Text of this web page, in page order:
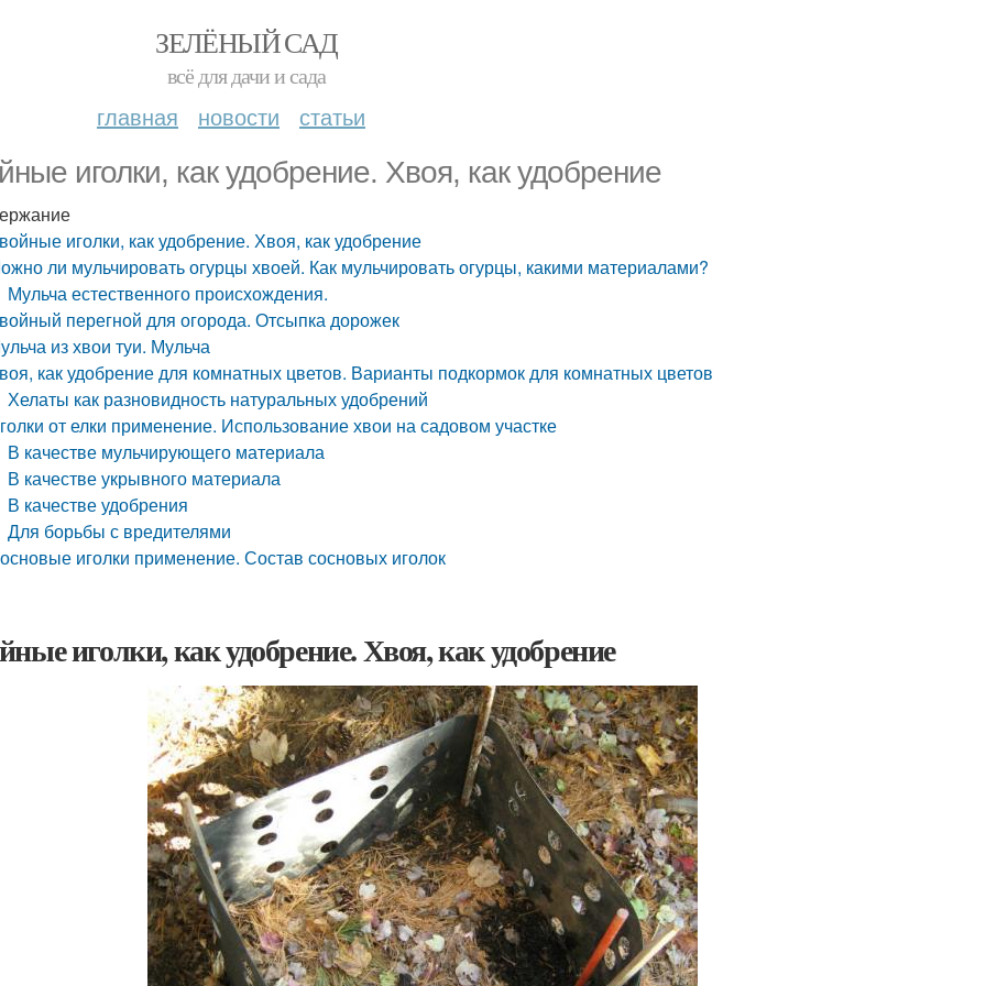
ЗЕЛЁНЫЙ САД
всё для дачи и сада
главная новости статьи
иголки, как удобрение. Хвоя, как удобрение
иголки, как удобрение. Хвоя, как удобрение
ли мульчировать огурцы хвоей. Как мульчировать огурцы, какими материалами?
Мульча естественного происхождения.
перегной для огорода. Отсыпка дорожек
из хвои туи. Мульча
как удобрение для комнатных цветов. Варианты подкормок для комнатных цветов
Хелаты как разновидность натуральных удобрений
от елки применение. Использование хвои на садовом участке
В качестве мульчирующего материала
В качестве укрывного материала
В качестве удобрения
Для борьбы с вредителями
иголки применение. Состав сосновых иголок
иголки, как удобрение. Хвоя, как удобрение